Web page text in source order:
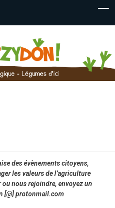
Légumes Fraises Plants –
des évènements citoyens,
les valeurs de l’agriculture
nous rejoindre, envoyez un
[@] protonmail.com